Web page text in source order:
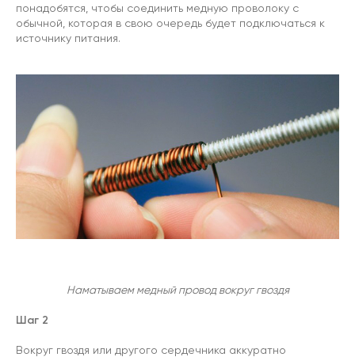
понадобятся, чтобы соединить медную проволоку с
обычной, которая в свою очередь будет подключаться к
источнику питания.
Наматываем медный провод вокруг гвоздя
Шаг 2
Вокруг гвоздя или другого сердечника аккуратно